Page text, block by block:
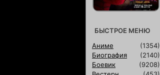
БЫСТРОЕ МЕНЮ
Аниме
(1354)
Биография
(2140)
Боевик
(9208)